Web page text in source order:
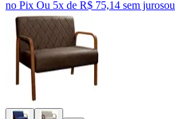
no Pix Ou 5x de R$ 75,14 sem jurosou